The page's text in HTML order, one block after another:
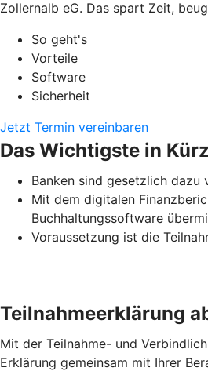
Zollernalb eG. Das spart Zeit,
So geht's
Vorteile
Software
Sicherheit
Jetzt Termin vereinbaren
Das Wichtigste in
Banken sind gesetzlich
Mit dem digitalen
Buchhaltungssoftware
Voraussetzung ist die
Teilnahmeerklärung
Mit der Teilnahme- und
Erklärung gemeinsam mit Ihrer